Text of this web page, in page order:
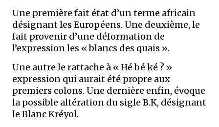
Une première fait état d’un terme africain
désignant les Européens. Une deuxième, le
fait provenir d’une déformation de
l’expression les « blancs des quais ».
Une autre le rattache à « Hé bé ké ? »
expression qui aurait été propre aux
premiers colons. Une dernière enfin, évoque
la possible altération du sigle B.K, désignant
le Blanc Kréyol.